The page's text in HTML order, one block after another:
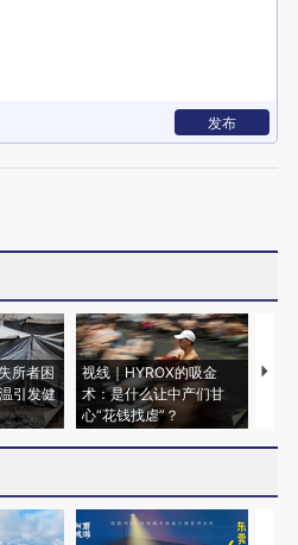
发布
所者困
引发健
视线｜HYROX的吸金
术：是什么让中产们甘
心“花钱找虐”？
马航